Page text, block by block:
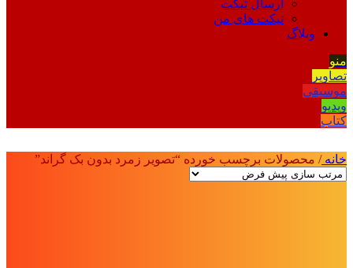
ارسال تیکت
تیکت های من
وبلاگ
منو
تصاویر
موسیقی
ویدیو
کتاب
خانه/ محصولات برچسب خورده “تصویر زمرد بدون بک گراند”